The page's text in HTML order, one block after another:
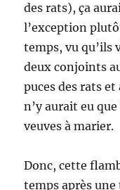
des rats), ça
l’exception
temps, vu qu’ils
deux conjoints
puces des rats
n’y aurait eu
veuves à marier.
Donc, cette
temps après